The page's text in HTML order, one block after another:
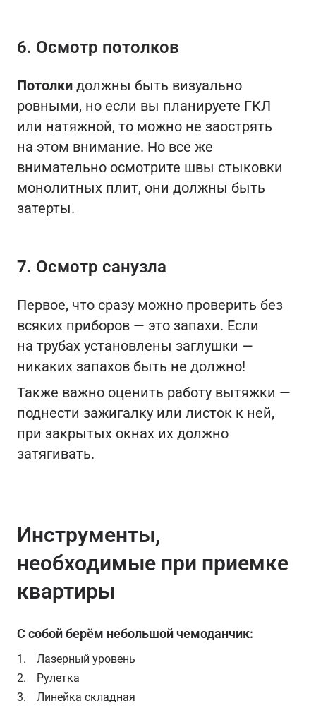
6. Осмотр потолков
Потолки должны быть визуально
ровными, но если вы планируете ГКЛ
или натяжной, то можно не заострять
на этом внимание. Но все же
внимательно осмотрите швы стыковки
монолитных плит, они должны быть
затерты.
7. Осмотр санузла
Первое, что сразу можно проверить без
всяких приборов — это запахи. Если
на трубах установлены заглушки —
никаких запахов быть не должно!
Также важно оценить работу вытяжки —
поднести зажигалку или листок к ней,
при закрытых окнах их должно
затягивать.
Инструменты,
необходимые при приемке
квартиры
С собой берём небольшой чемоданчик:
Лазерный уровень
Рулетка
Линейка складная